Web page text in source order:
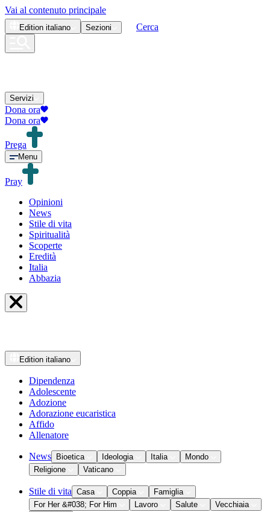
Vai al contenuto principale
Edition italiano Sezioni Cerca
Servizi
Dona ora
Dona ora
Prega
Menu
Pray
Opinioni
News
Stile di vita
Spiritualità
Scoperte
Eredità
Italia
Abbazia
Edition italiano
Dipendenza
Adolescente
Adozione
Adorazione eucaristica
Affido
Allenatore
News Bioetica Ideologia Italia
Mondo
Religione
Vaticano
Stile di vita Casa Coppia
Famiglia
For Her &#038; For Him
Lavoro Salute
Vecchiaia